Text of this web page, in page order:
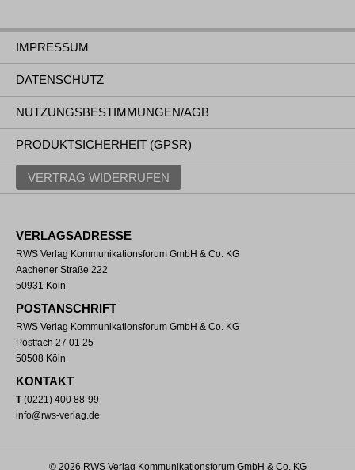
IMPRESSUM
DATENSCHUTZ
NUTZUNGSBESTIMMUNGEN/AGB
PRODUKTSICHERHEIT (GPSR)
VERTRAG WIDERRUFEN
VERLAGSADRESSE
RWS Verlag Kommunikationsforum GmbH & Co. KG
Aachener Straße 222
50931 Köln
POSTANSCHRIFT
RWS Verlag Kommunikationsforum GmbH & Co. KG
Postfach 27 01 25
50508 Köln
KONTAKT
T(0221) 400 88-99
info@rws-verlag.de
© 2026 RWS Verlag Kommunikationsforum GmbH & Co. KG